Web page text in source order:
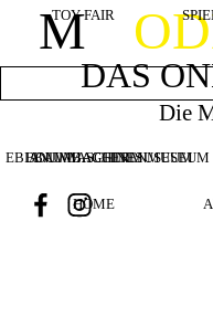
Direkt zum Seiteninhalt
M
TOY FAIR
DAS
Die
BOUWMACHINES
BAUMASCHINENMUSEUM
EBIANUMBAGGERMUSEUM
HOME